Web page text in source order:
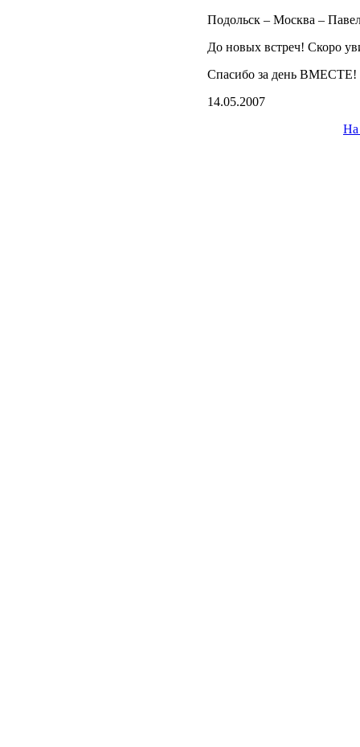
Подольск – Москва –
До новых встреч! Скоро
Спасибо за день ВМЕСТЕ!
14.05.2007
На